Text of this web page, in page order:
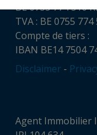
BE 0755 774 510
TVA : BE 0755 774
Compte de tiers :
IBAN BE14 7504
Disclaimer -
Agent Immobilier